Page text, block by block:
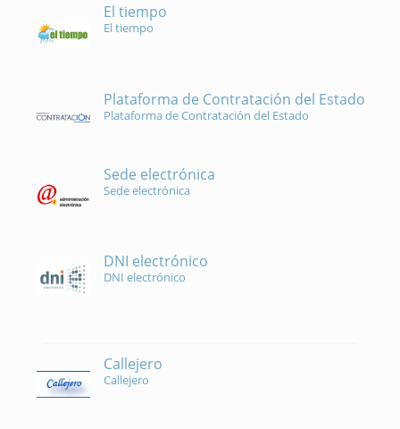
El tiempo
El tiempo
Plataforma de Contratación del Estado
Plataforma de Contratación del Estado
Sede electrónica
Sede electrónica
DNI electrónico
DNI electrónico
Callejero
Callejero